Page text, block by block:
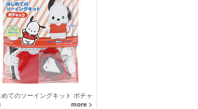
めてのソーイングキット ポチャ
more >